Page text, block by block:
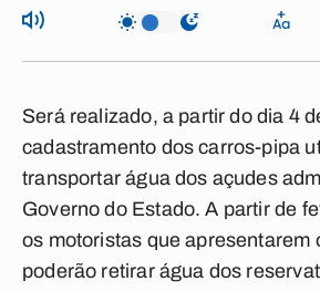
Será realizado, a partir do dia 4
cadastramento dos carros-pipa
transportar água dos açudes
Governo do Estado. A partir de
os motoristas que apresentarem
poderão retirar água dos